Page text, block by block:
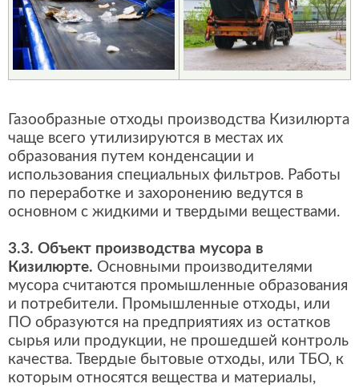
Газообразные отходы производства Кизилюрта
чаще всего утилизируются в местах их
образования путем конденсации и
использования специальных фильтров. Работы
по переработке и захоронению ведутся в
основном с жидкими и твердыми веществами.
3.3. Объект производства мусора в
Кизилюрте. Основными производителями
мусора считаются промышленные образования
и потребители. Промышленные отходы, или
ПО образуются на предприятиях из остатков
сырья или продукции, не прошедшей контроль
качества. Твердые бытовые отходы, или ТБО, к
которым относятся вещества и материалы,